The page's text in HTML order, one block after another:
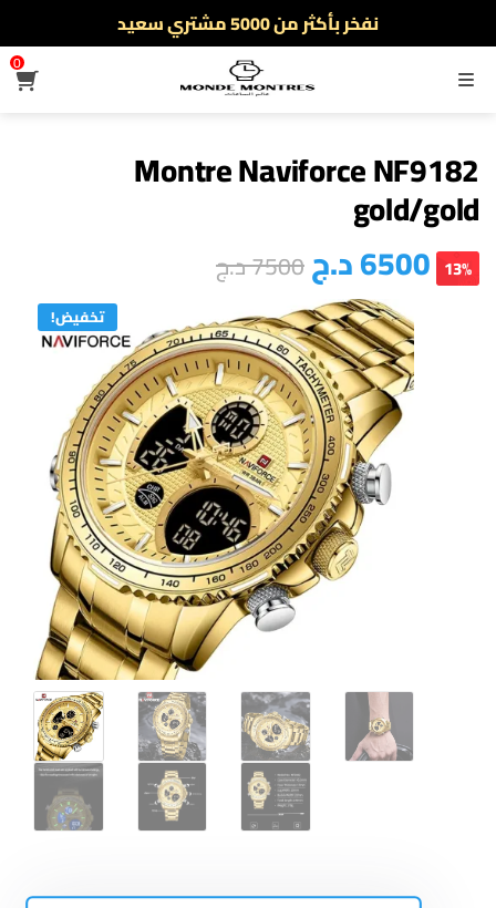
أطلب الآن والدفع فقط عند استلام المنتج
توصيل سريع لجميع الولايات
نفخر بأكثر من 5000 مشتري سعيد
القائمة
0
Montre Naviforce NF9182
gold/gold
6500د.ج7500د.ج 13%
تخفيض!